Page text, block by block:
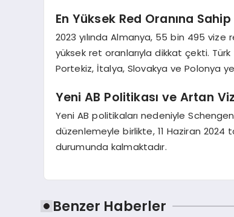
En Yüksek Red Oranına
2023 yılında Almanya, 55 bin 495
yüksek ret oranlarıyla dikkat çekti.
Portekiz, İtalya, Slovakya ve Polonya
Yeni AB Politikası ve Artan
Yeni AB politikaları nedeniyle
düzenlemeyle birlikte, 11 Haziran
durumunda kalmaktadır.
Benzer Haberler